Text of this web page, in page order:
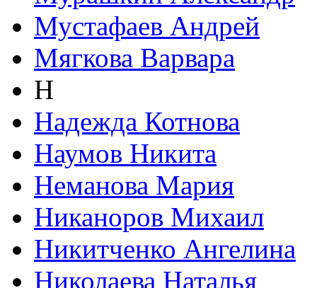
Мустафаев Андрей
Мягкова Варвара
Н
Надежда Котнова
Наумов Никита
Неманова Мария
Никаноров Михаил
Никитченко Ангелина
Николаева Наталья